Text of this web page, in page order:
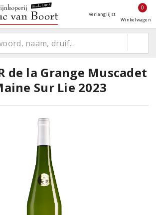
Verlanglijst
0
Winkelwagen
de la Grange Muscadet
Sur Lie 2023